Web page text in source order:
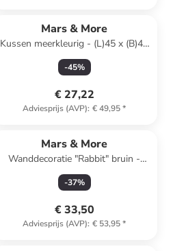
Mars & More
Kussen meerkleurig - (L)45 x (B)45
cm
-45%
€ 27,22
Adviesprijs (AVP): € 49,95*
Mars & More
Wanddecoratie "Rabbit" bruin -
(H)30 cm
-37%
€ 33,50
Adviesprijs (AVP): € 53,95*